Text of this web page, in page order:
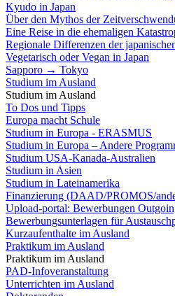
Kyudo in Japan
Über den Mythos der
Eine Reise in die ehemaligen
Regionale Differenzen der
Vegetarisch oder Vegan in Japan
Sapporo → Tokyo
Studium im Ausland
Studium im Ausland
To Dos und Tipps
Europa macht Schule
Studium in Europa - ERASMUS
Studium in Europa – Andere
Studium USA-Kanada-Australien
Studium in Asien
Studium in Lateinamerika
Finanzierung (DAAD/PROMOS/
Upload-portal: Bewerbungen
Bewerbungsunterlagen für
Kurzaufenthalte im Ausland
Praktikum im Ausland
Praktikum im Ausland
PAD-Infoveranstaltung
Unterrichten im Ausland